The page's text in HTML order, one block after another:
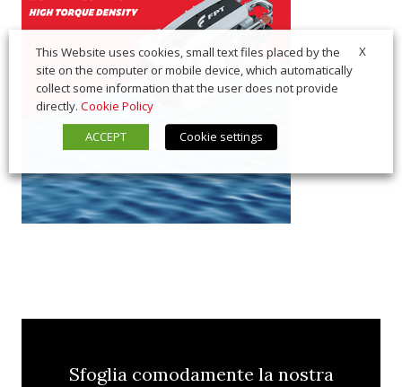
Sfoglia comodamente la nostra
X
This Website uses cookies, small text files placed by the
site on the computer or mobile device, which automatically
collect some information that the user does not provide
directly. Cookie Policy
ACCEPT
Cookie settings